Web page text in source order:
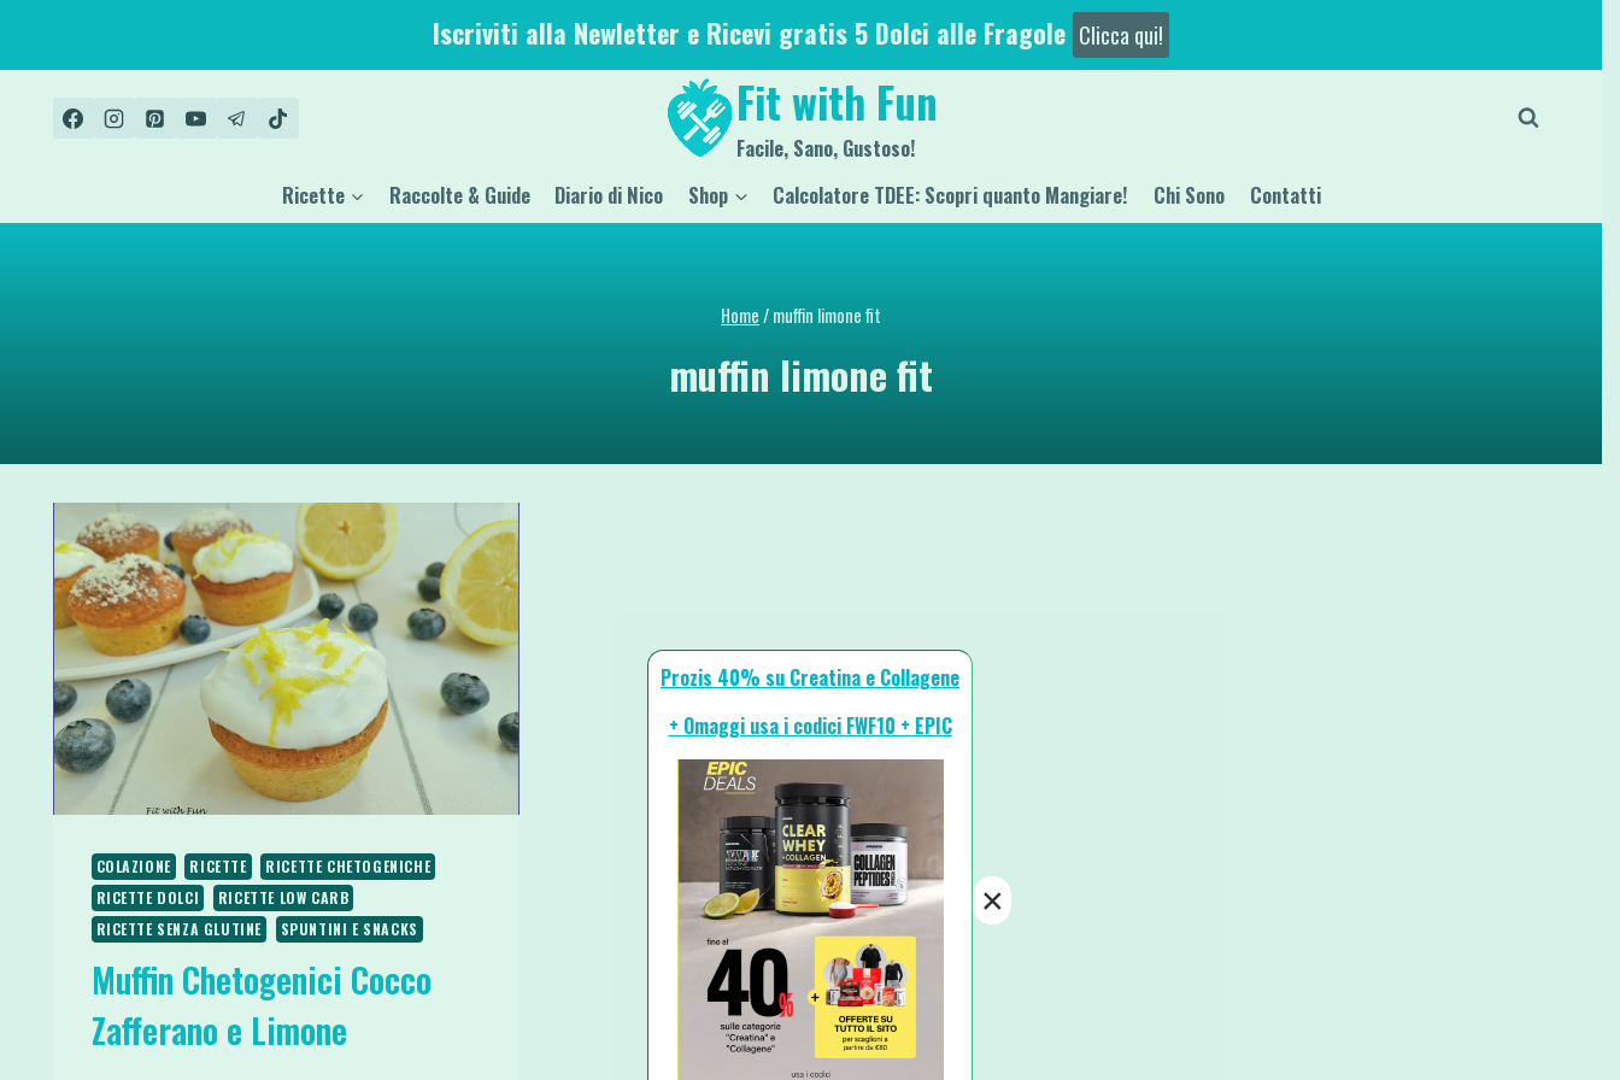
contenuto
Iscriviti alla Newletter e Ricevi gratis 5 Dolci alle Fragole Clicca qui!
Fit with Fun
Facile, Sano, Gustoso!
Ricette Raccolte & Guide Diario di Nico Shop Calcolatore TDEE: Scopri quanto Mangiare! Chi Sono Contatti
Home/muffin limone fit
muffin limone fit
COLAZIONE RICETTE
RICETTE CHETOGENICHE
RICETTE DOLCI
RICETTE LOW CARB
RICETTE SENZA GLUTINE
SPUNTINI E SNACKS
Muffin Chetogenici Cocco
Zafferano e Limone
Prozis 40% su Creatina e Collagene
+ Omaggi usa i codici FWF10 + EPIC
×